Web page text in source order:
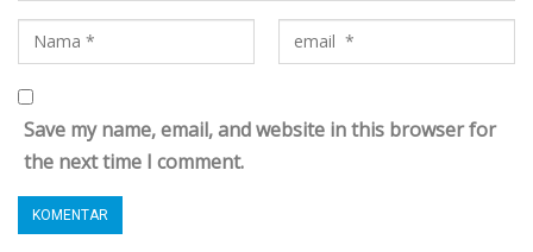
Save my name, email, and website in this browser for
the next time I comment.